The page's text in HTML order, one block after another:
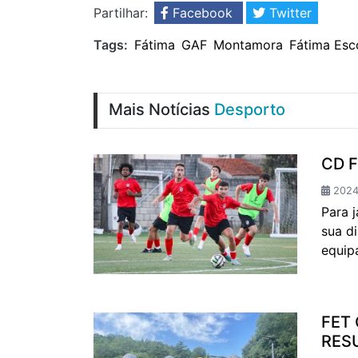
Partilhar: Facebook
Twitter
Tags: Fátima GAF Montamora Fátima
Mais Notícias Desporto
CD
Para
sua
FET